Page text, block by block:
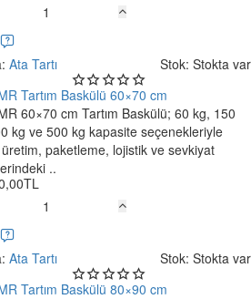
Ata Tartı Stok: Stokta var
Tartım Baskülü 60×70 cm
60×70 cm Tartım Baskülü; 60 kg, 150
kg ve 500 kg kapasite seçenekleriyle
paketleme, lojistik ve sevkiyat
..
Ata Tartı Stok: Stokta var
Tartım Baskülü 80×90 cm